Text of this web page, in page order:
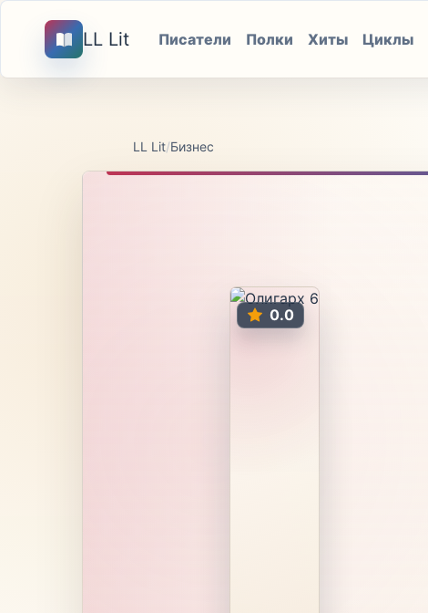
LL Lit Писатели Полки Хиты Циклы
LL Lit/Бизнес
0.0